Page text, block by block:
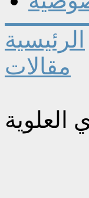
الرئيسية
مقالات
العلوية